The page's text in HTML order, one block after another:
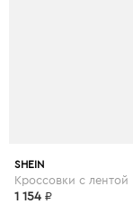
SHEIN
Кроссовки с лентой
1 154 ₽